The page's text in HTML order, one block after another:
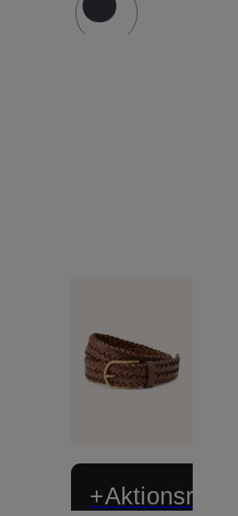
+Aktionsrabatt